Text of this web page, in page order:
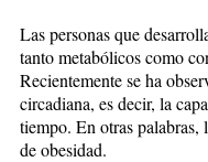
Las personas que
tanto metabólicos como
Recientemente se ha
circadiana, es decir, la
tiempo. En otras
de obesidad.